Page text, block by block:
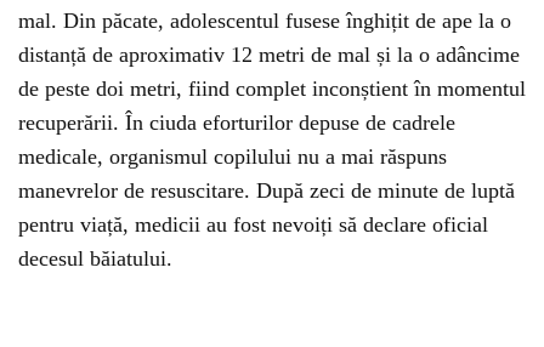
mal. Din păcate, adolescentul fusese înghițit de ape la o
distanță de aproximativ 12 metri de mal și la o adâncime
de peste doi metri, fiind complet inconștient în momentul
recuperării. În ciuda eforturilor depuse de cadrele
medicale, organismul copilului nu a mai răspuns
manevrelor de resuscitare. După zeci de minute de luptă
pentru viață, medicii au fost nevoiți să declare oficial
decesul băiatului.